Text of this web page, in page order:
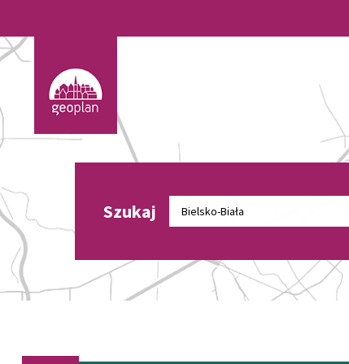
Szukaj